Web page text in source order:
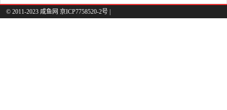
© 2011-2023 咸鱼网 京ICP7758520-2号 |